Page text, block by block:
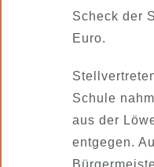
Scheck der
Euro.
Schule
aus der
entgegen.